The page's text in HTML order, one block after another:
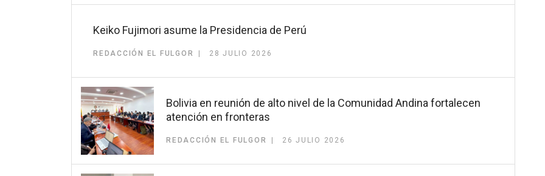
Keiko Fujimori asume la Presidencia de Perú
REDACCIÓN EL FULGOR 28 JULIO 2026
Bolivia en reunión de alto nivel de la Comunidad Andina fortalecen
atención en fronteras
REDACCIÓN EL FULGOR 26 JULIO 2026